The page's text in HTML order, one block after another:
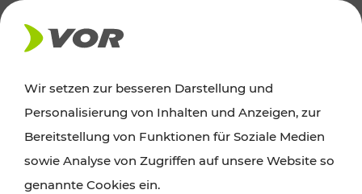
AKTUELLES
News
Alle wichtigen Meldungen zu Fahrplanänderungen,
Wir setzen zur besseren Darstellung und
Personalisierung von Inhalten und Anzeigen, zur
Bereitstellung von Funktionen für Soziale Medien
sowie Analyse von Zugriffen auf unsere Website so
genannte Cookies ein.